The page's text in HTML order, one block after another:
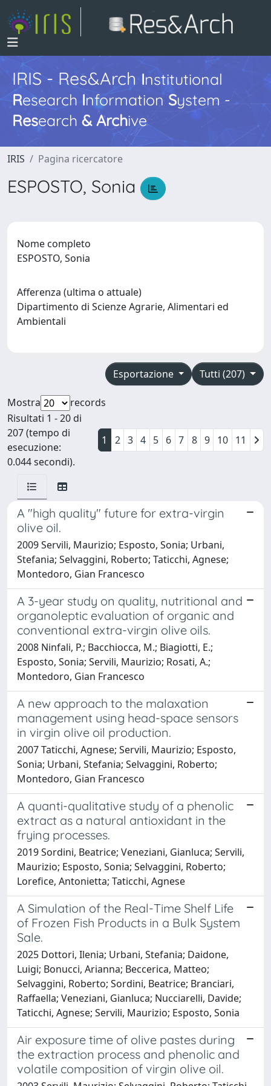
IRIS - Res&ArchInstitutional
Research InformationSystem -
Research & Archive
IRIS Pagina ricercatore
ESPOSTO, Sonia
Nome completo
ESPOSTO, Sonia
Afferenza (ultima o attuale)
Dipartimento di Scienze Agrarie, Alimentari ed
Ambientali
Tutti (207)
Esportazione
Mostra
records
Risultati 1 - 20 di
207 (tempo di
esecuzione:
0.044 secondi).
1 2 3 4 5 6 7 8 9 10 11
A "high quality" future for extra-virgin
olive oil.
2009 Servili, Maurizio; Esposto, Sonia; Urbani,
Stefania; Selvaggini, Roberto; Taticchi, Agnese;
Montedoro, Gian Francesco
A 3-year study on quality, nutritional and
organoleptic evaluation of organic and
conventional extra-virgin olive oils.
2008 Ninfali, P.; Bacchiocca, M.; Biagiotti, E.;
Esposto, Sonia; Servili, Maurizio; Rosati, A.;
Montedoro, Gian Francesco
A new approach to the malaxation
management using head-space sensors
in virgin olive oil production.
2007 Taticchi, Agnese; Servili, Maurizio; Esposto,
Sonia; Urbani, Stefania; Selvaggini, Roberto;
Montedoro, Gian Francesco
A quanti-qualitative study of a phenolic
extract as a natural antioxidant in the
frying processes.
2019 Sordini, Beatrice; Veneziani, Gianluca; Servili,
Maurizio; Esposto, Sonia; Selvaggini, Roberto;
Lorefice, Antonietta; Taticchi, Agnese
A Simulation of the Real-Time Shelf Life
of Frozen Fish Products in a Bulk System
Sale.
2025 Dottori, Ilenia; Urbani, Stefania; Daidone,
Luigi; Bonucci, Arianna; Beccerica, Matteo;
Selvaggini, Roberto; Sordini, Beatrice; Branciari,
Raffaella; Veneziani, Gianluca; Nucciarelli, Davide;
Taticchi, Agnese; Servili, Maurizio; Esposto, Sonia
Air exposure time of olive pastes during
the extraction process and phenolic and
volatile composition of virgin olive oil.